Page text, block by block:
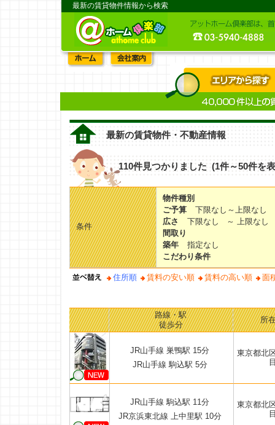
最新の賃貸物件情報から検索
最新の賃貸物件・不動産情報
110件見つかりました (1件～50件を
条件
物件種別
ご予算
下限なし～上限なし
広さ
下限なし ～ 上限なし
間取り
築年
指定なし
こだわり条件
住所順 賃料の安い順 賃料の高い順 面
路線・駅
徒歩分
所
JR山手線 巣鴨駅 15分
JR山手線 駒込駅 5分
東京都北
JR山手線 駒込駅 11分
JR京浜東北線 上中里駅 10分
東京都北